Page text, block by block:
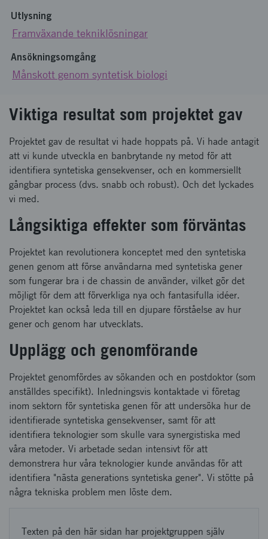
Utlysning
Framväxande tekniklösningar
Ansökningsomgång
Månskott genom syntetisk biologi
Viktiga resultat som projektet gav
Projektet gav de resultat vi hade hoppats på. Vi hade antagit
att vi kunde utveckla en banbrytande ny metod för att
identifiera syntetiska gensekvenser, och en kommersiellt
gångbar process (dvs. snabb och robust). Och det lyckades
vi med.
Långsiktiga effekter som förväntas
Projektet kan revolutionera konceptet med den syntetiska
genen genom att förse användarna med syntetiska gener
som fungerar bra i de chassin de använder, vilket gör det
möjligt för dem att förverkliga nya och fantasifulla idéer.
Projektet kan också leda till en djupare förståelse av hur
gener och genom har utvecklats.
Upplägg och genomförande
Projektet genomfördes av sökanden och en postdoktor (som
anställdes specifikt). Inledningsvis kontaktade vi företag
inom sektorn för syntetiska genen för att undersöka hur de
identifierade syntetiska gensekvenser, samt för att
identifiera teknologier som skulle vara synergistiska med
våra metoder. Vi arbetade sedan intensivt för att
demonstrera hur våra teknologier kunde användas för att
identifiera "nästa generations syntetiska gener". Vi stötte på
några tekniska problem men löste dem.
Texten på den här sidan har projektgruppen själv